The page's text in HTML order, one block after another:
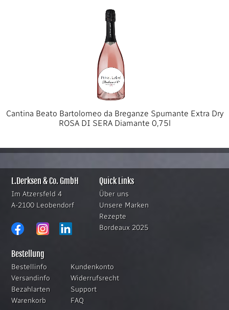
Cantina Beato Bartolomeo da Breganze Spumante Extra Dry
ROSA DI SERA Diamante 0,75l
L.Derksen & Co. GmbH
Im Atzersfeld 4
A-2100 Leobendorf
Quick Links
Über uns
Unsere Marken
Rezepte
Bordeaux 2025
Bestellung
Bestellinfo
Versandinfo
Bezahlarten
Warenkorb
Kundenkonto
Widerrufsrecht
Support
FAQ